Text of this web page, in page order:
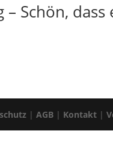
Schön,
|AGB | Kontakt |